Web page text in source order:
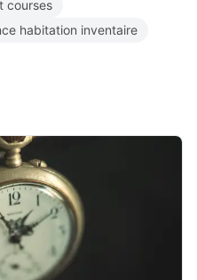
courses
habitation inventaire